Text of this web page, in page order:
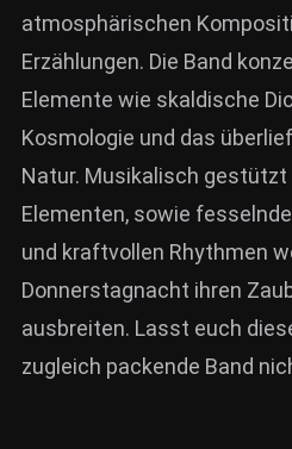
atmosphärischen
Erzählungen. Die Band
Elemente wie skaldische
Kosmologie und das
Natur. Musikalisch
Elementen, sowie
und kraftvollen Rhythmen
Donnerstagnacht ihren
ausbreiten. Lasst euch
zugleich packende Band